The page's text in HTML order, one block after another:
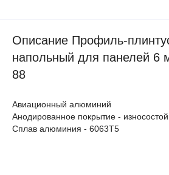
Описание Профиль-
напольный для панелей 6
88
Авиационный алюминий
Анодированное покрытие -
Сплав алюминия - 6063Т5